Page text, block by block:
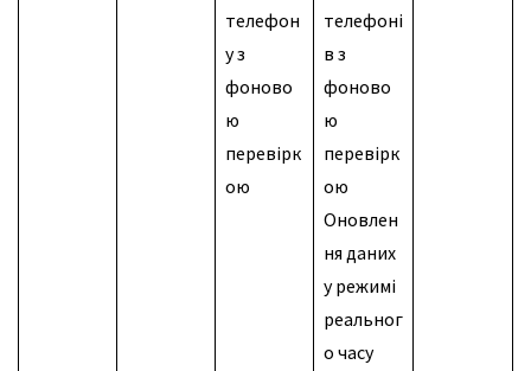
телефон
у з
фоново
ю
перевірк
ою
телефоні
в з
фоново
ю
перевірк
ою
Оновлен
ня даних
у режимі
реальног
о часу